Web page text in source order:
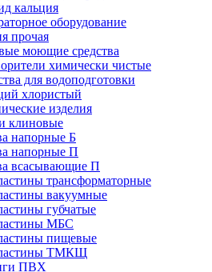
кальция
оборудование
прочая
моющие средства
химически чистые
для водоподготовки
хлористый
изделия
клиновые
напорные Б
напорные П
всасывающие П
трансформаторные
вакуумные
губчатые
МБС
пищевые
ТМКЩ
ПВХ